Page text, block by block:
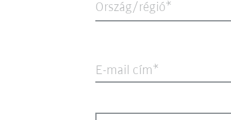
Ország/régió*
E-mail cím